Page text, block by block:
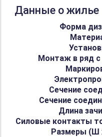
Данные о жилье
Форма
Монтаж в ряд
Сечение
Сечение
Длина
Силовые контакты
Размеры (Ш